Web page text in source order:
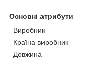
Основні атрибути
Виробник
Країна виробник
Довжина